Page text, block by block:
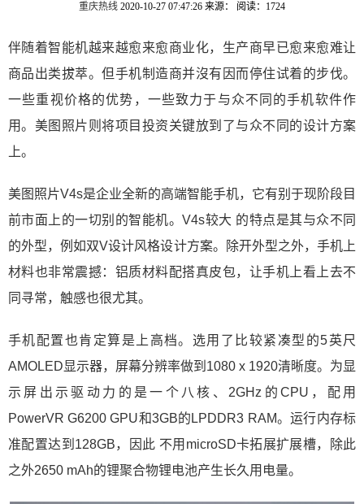
重庆热线 2020-10-27 07:47:26 来源： 阅读：1724
伴随着智能机越来越愈来愈商业化，生产商早已愈来愈难让
商品出类拔萃。但手机制造商并沒有因而停住试着的步伐。
一些重视价格的优势，一些致力于与众不同的手机软件作
用。美图照片则将项目投资关键放到了与众不同的设计方案
上。
美图照片V4s是企业全新的高端智能手机，它有别于现阶段目
前市面上的一切别的智能机。V4s较大 的特点是其与众不同
的外型，例如双V设计风格设计方案。除开外型之外，手机上
材料也非常震撼：铝质材料配搭真皮包，让手机上看上去不
同寻常，触感也很尤其。
手机配置也肯定算是上高档。选用了比较紧凑型的5英尺
AMOLED显示器，屏幕分辨率做到1080 x 1920清晰度。为显
示屏出示驱动力的是一个八核、2GHz的CPU，配用
PowerVR G6200 GPU和3GB的LPDDR3 RAM。运行内存标
准配置达到128GB，因此 不用microSD卡拓展扩展槽，除此
之外2650 mAh的锂聚合物锂电池产生长久用电量。